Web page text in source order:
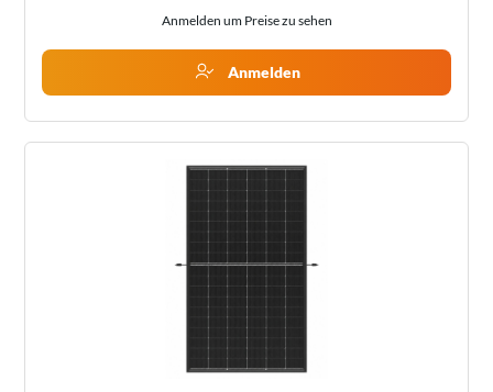
Anmelden um Preise zu sehen
Anmelden